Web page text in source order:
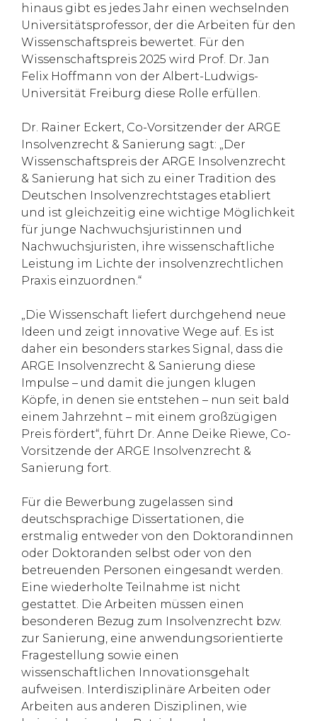
hinaus gibt es jedes Jahr einen wechselnden
Universitätsprofessor, der die Arbeiten für den
Wissenschaftspreis bewertet. Für den
Wissenschaftspreis 2025 wird Prof. Dr. Jan
Felix Hoffmann von der Albert-Ludwigs-
Universität Freiburg diese Rolle erfüllen.
Dr. Rainer Eckert, Co-Vorsitzender der ARGE
Insolvenzrecht & Sanierung sagt: „Der
Wissenschaftspreis der ARGE Insolvenzrecht
& Sanierung hat sich zu einer Tradition des
Deutschen Insolvenzrechtstages etabliert
und ist gleichzeitig eine wichtige Möglichkeit
für junge Nachwuchsjuristinnen und
Nachwuchsjuristen, ihre wissenschaftliche
Leistung im Lichte der insolvenzrechtlichen
Praxis einzuordnen.“
„Die Wissenschaft liefert durchgehend neue
Ideen und zeigt innovative Wege auf. Es ist
daher ein besonders starkes Signal, dass die
ARGE Insolvenzrecht & Sanierung diese
Impulse – und damit die jungen klugen
Köpfe, in denen sie entstehen – nun seit bald
einem Jahrzehnt – mit einem großzügigen
Preis fördert“, führt Dr. Anne Deike Riewe, Co-
Vorsitzende der ARGE Insolvenzrecht &
Sanierung fort.
Für die Bewerbung zugelassen sind
deutschsprachige Dissertationen, die
erstmalig entweder von den Doktorandinnen
oder Doktoranden selbst oder von den
betreuenden Personen eingesandt werden.
Eine wiederholte Teilnahme ist nicht
gestattet. Die Arbeiten müssen einen
besonderen Bezug zum Insolvenzrecht bzw.
zur Sanierung, eine anwendungsorientierte
Fragestellung sowie einen
wissenschaftlichen Innovationsgehalt
aufweisen. Interdisziplinäre Arbeiten oder
Arbeiten aus anderen Disziplinen, wie